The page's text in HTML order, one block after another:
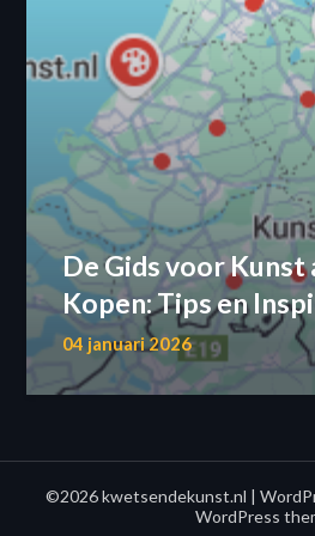
De Gids voor Kunst
Kopen: Tips en
04 januari 2026
©2026 kwetsendekunst.nl |
WordPress